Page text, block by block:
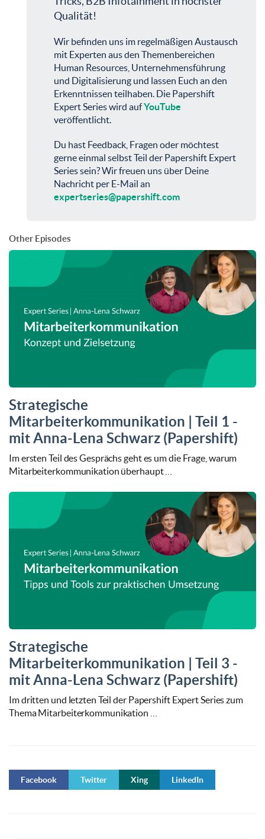
Qualität!
Wir befinden uns im regelmäßigen Austausch
mit Experten aus den Themenbereichen
Human Resources, Unternehmensführung
und Digitalisierung und lassen Euch an den
Erkenntnissen teilhaben. Die Papershift
Expert Series wird aufYouTube
veröffentlicht.
Du hast Feedback, Fragen oder möchtest
gerne einmal selbst Teil der Papershift Expert
Series sein? Wir freuen uns über Deine
Nachricht per E-Mail an
expertseries@papershift.com
Other Episodes
Strategische
Mitarbeiterkommunikation | Teil 1 -
mit Anna-Lena Schwarz (Papershift)
Im ersten Teil des Gesprächs geht es um die Frage, warum
Mitarbeiterkommunikation überhaupt …
Strategische
Mitarbeiterkommunikation | Teil 3 -
mit Anna-Lena Schwarz (Papershift)
Im dritten und letzten Teil der Papershift Expert Series zum
Thema Mitarbeiterkommunikation …
Facebook Twitter Xing LinkedIn